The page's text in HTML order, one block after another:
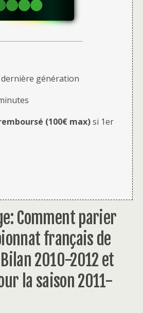
génération
(100€ max)si 1er
Comment parier
français de
2010-2012 et
la saison 2011-